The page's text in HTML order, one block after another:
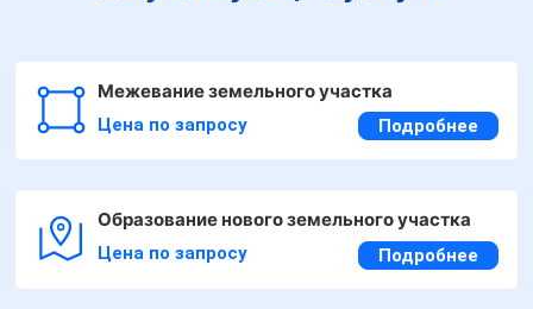
Межевание земельного участка
Цена по запросу Подробнее
Образование нового земельного участка
Цена по запросу Подробнее